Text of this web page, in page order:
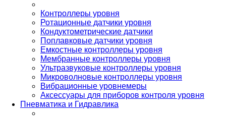
Контроллеры уровня
Ротационные датчики уровня
Кондуктометрические датчики
Поплавковые датчики уровня
Емкостные контроллеры уровня
Мембранные контроллеры уровня
Ультразвуковые контроллеры уровня
Микроволновые контроллеры уровня
Вибрационные уровнемеры
Аксессуары для приборов контроля уровня
Пневматика и Гидравлика